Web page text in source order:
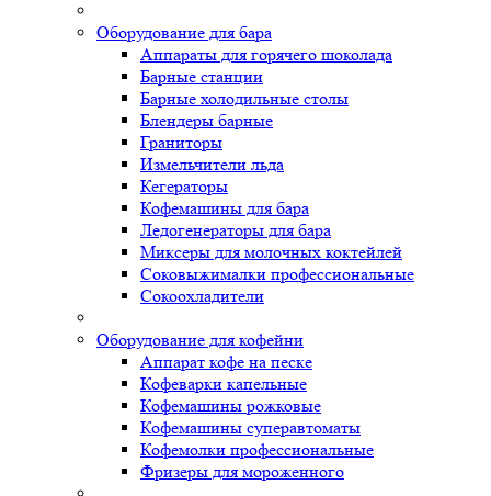
Оборудование для бара
Аппараты для горячего шоколада
Барные станции
Барные холодильные столы
Блендеры барные
Граниторы
Измельчители льда
Кегераторы
Кофемашины для бара
Ледогенераторы для бара
Миксеры для молочных коктейлей
Соковыжималки профессиональные
Сокоохладители
Оборудование для кофейни
Аппарат кофе на песке
Кофеварки капельные
Кофемашины рожковые
Кофемашины суперавтоматы
Кофемолки профессиональные
Фризеры для мороженного